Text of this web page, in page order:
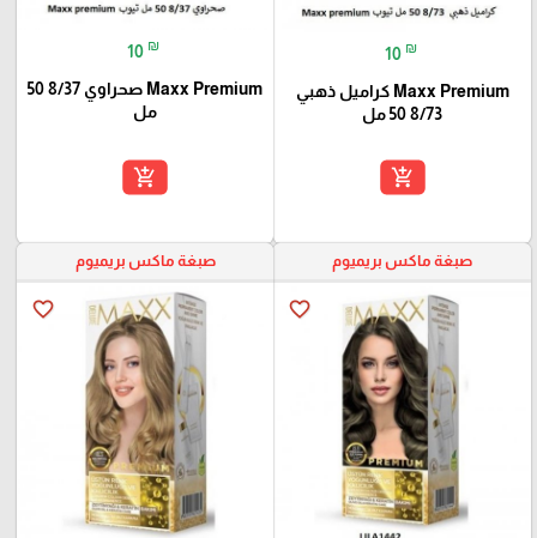
10 ₪
Maxx Premium كراميل ذهبي
8/73 50 مل
add_shopping_cart
10 ₪
Maxx Premium صحراوي 8/37 50
مل
add_shopping_cart
صبغة ماكس بريميوم
favorite_border
صبغة ماكس بريميوم
favorite_border